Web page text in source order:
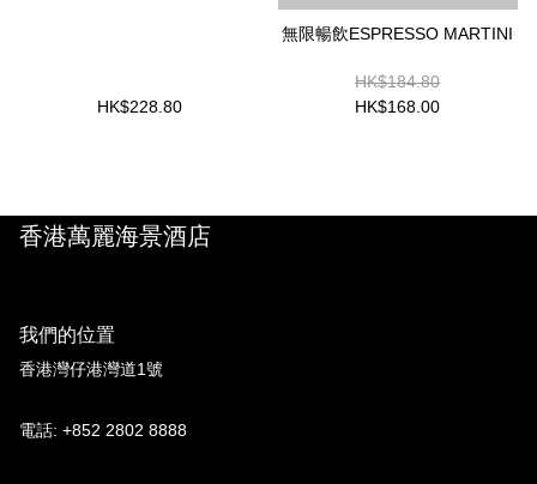
HK$228.80
無限暢飲ESPRESSO MARTINI
HK$184.80
HK$168.00
香港萬麗海景酒店
我們的位置
香港灣仔港灣道1號
電話: +852 2802 8888